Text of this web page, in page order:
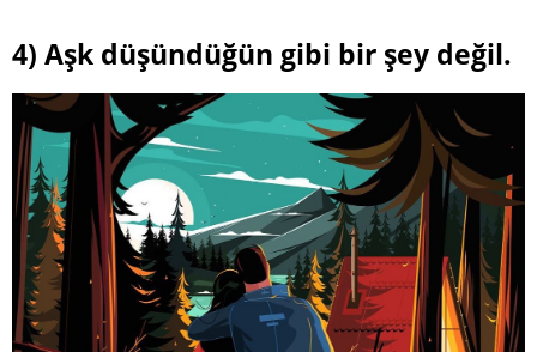
4) Aşk düşündüğün gibi bir şey değil.